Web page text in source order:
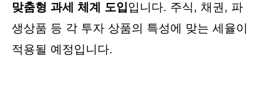
맞춤형 과세 체계 도입입니다. 주식, 채권, 파
생상품 등 각 투자 상품의 특성에 맞는 세율이
적용될 예정입니다.